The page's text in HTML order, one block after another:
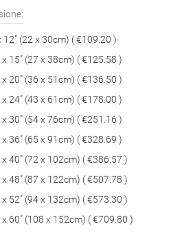
12" (22 x 30cm) ( €109.20 )
x 15" (27 x 38cm) ( €125.58 )
x 20" (36 x 51cm) ( €136.50 )
x 24" (43 x 61cm) ( €178.00 )
x 30" (54 x 76cm) ( €251.16 )
x 36" (65 x 91cm) ( €328.69 )
x 40" (72 x 102cm) ( €386.57 )
x 48" (87 x 122cm) ( €507.78 )
x 52" (94 x 132cm) ( €573.30 )
x 60" (108 x 152cm) ( €709.80 )